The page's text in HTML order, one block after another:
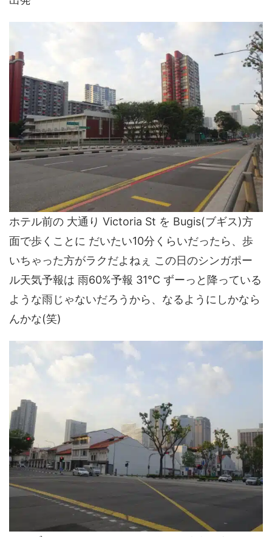
ホテル前の 大通り Victoria St を Bugis(ブギス)方
面で歩くことに だいたい10分くらいだったら、歩
いちゃった方がラクだよねぇ この日のシンガポー
ル天気予報は 雨60%予報 31℃ ずーっと降っている
ような雨じゃないだろうから、なるようにしかなら
んかな(笑)